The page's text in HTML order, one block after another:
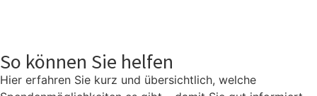
So können Sie helfen
Hier erfahren Sie kurz und übersichtlich, welche